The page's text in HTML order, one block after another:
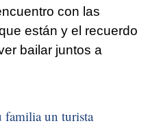
con las
están y el recuerdo
bailar juntos a
familia un turista